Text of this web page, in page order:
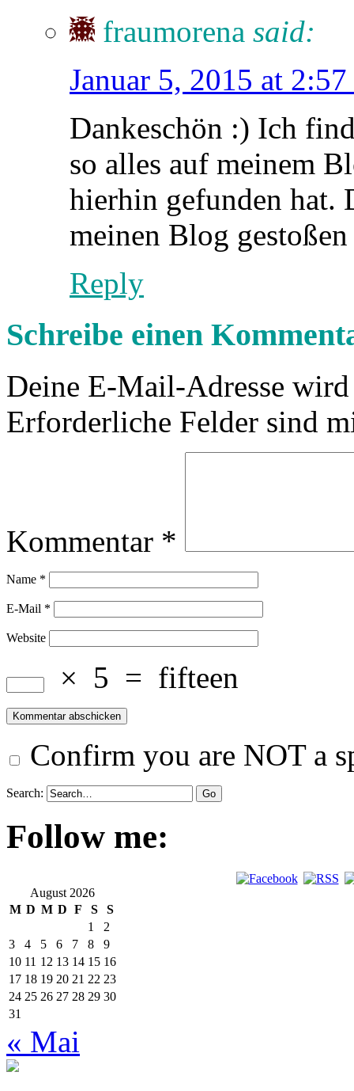
fraumorena said:
Januar 5, 2015 at
Dankeschön :) Ich
so alles auf meinem
hierhin gefunden hat.
meinen Blog
Reply
Schreibe einen
Deine E-Mail-Adresse
Erforderliche Felder sind
Kommentar *
Name *
E-Mail *
Website
× 5 = fifteen
Confirm you are NOT a
Search:
Follow me:
August 2026
M D M D F S
S
1
2
3
4 5 6 7 8
9
10 11 12 13 14 15 16
17 18 19 20 21 22 23
24 25 26 27 28 29 30
31
« Mai